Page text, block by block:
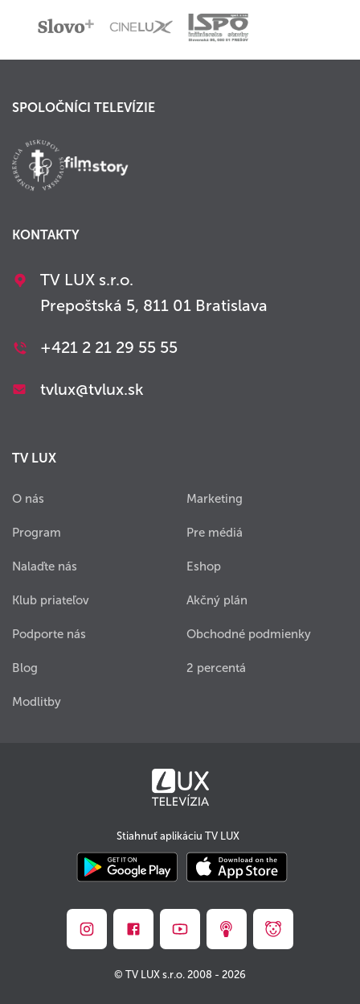
SPOLOČNÍCI TELEVÍZIE
KONTAKTY
TV LUX s.r.o.
Prepoštská 5, 811 01 Bratislava
+421 2 21 29 55 55
tvlux@tvlux.sk
TV LUX
O nás
Program
Nalaďte nás
Klub priateľov
Podporte nás
Blog
Modlitby
Marketing
Pre médiá
Eshop
Akčný plán
Obchodné podmienky
2 percentá
Stiahnuť aplikáciu TV LUX
© TV LUX s.r.o. 2008 - 2026